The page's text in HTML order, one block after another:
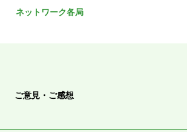
ネットワーク各局
ご意見・ご感想